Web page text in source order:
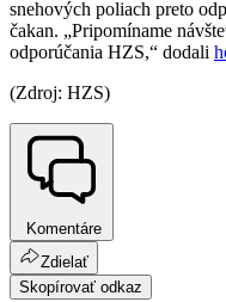
snehových poliach preto
čakan. „Pripomíname
odporúčania HZS,“ dodali
(Zdroj: HZS)
Komentáre
Zdielať
Skopírovať odkaz